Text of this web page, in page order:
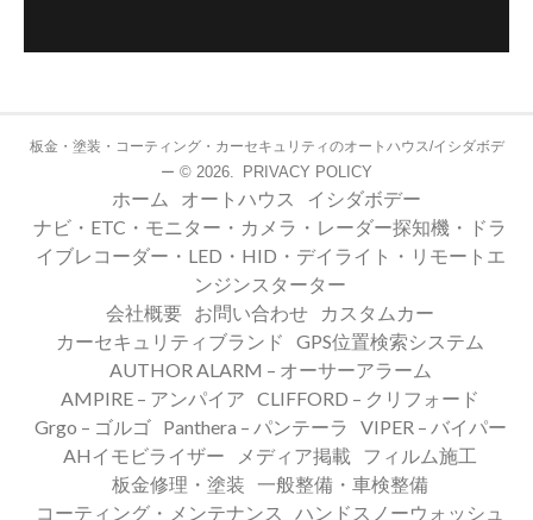
板金・塗装・コーティング・カーセキュリティのオートハウス/イシダボデ
ー © 2026. PRIVACY POLICY
ホーム オートハウス
イシダボデー
ナビ・ETC・モニター・カメラ・レーダー探知機・ドラ
イブレコーダー・LED・HID・デイライト・リモートエ
ンジンスターター
会社概要 お問い合わせ
カスタムカー
カーセキュリティブランド
GPS位置検索システム
AUTHOR ALARM – オーサーアラーム
AMPIRE – アンパイア CLIFFORD – クリフォード
Grgo – ゴルゴ
Panthera – パンテーラ
VIPER – バイパー
AHイモビライザー
メディア掲載
フィルム施工
板金修理・塗装 一般整備・車検整備
コーティング・メンテナンス
ハンドスノーウォッシュ